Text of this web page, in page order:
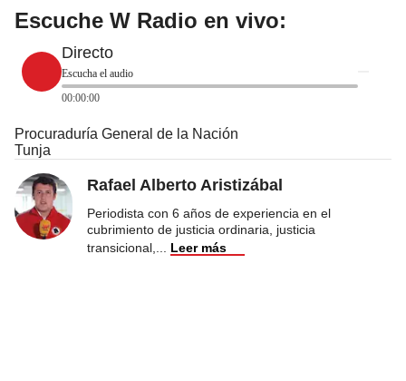
Escuche W Radio en vivo:
Directo
Escucha el audio
00:00:00
Procuraduría General de la Nación
Tunja
Rafael Alberto Aristizábal
Periodista con 6 años de experiencia en el
cubrimiento de justicia ordinaria, justicia
transicional,
Leer más